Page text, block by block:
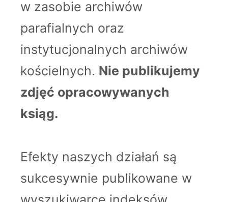
w zasobie archiwów
parafialnych oraz
instytucjonalnych archiwów
kościelnych. Nie publikujemy
zdjęć opracowywanych
ksiąg.
Efekty naszych działań są
sukcesywnie publikowane w